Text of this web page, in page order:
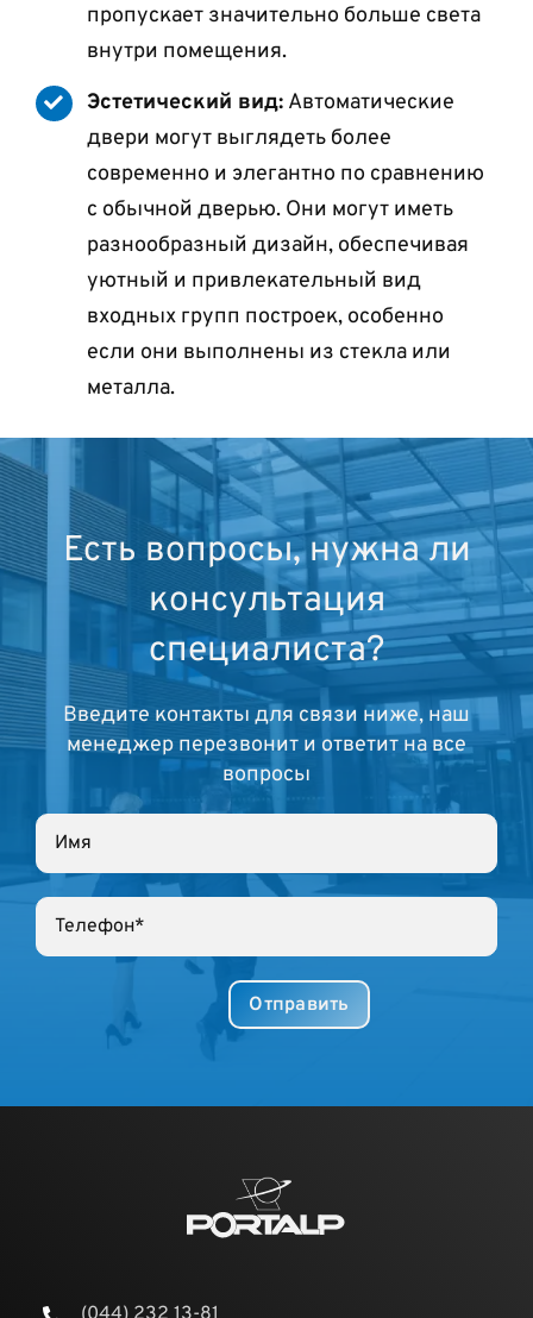
пропускает значительно больше света
внутри помещения.
Эстетический вид: Автоматические
двери могут выглядеть более
современно и элегантно по сравнению
с обычной дверью. Они могут иметь
разнообразный дизайн, обеспечивая
уютный и привлекательный вид
входных групп построек, особенно
если они выполнены из стекла или
металла.
Есть вопросы, нужна ли
консультация
специалиста?
Введите контакты для связи ниже, наш
менеджер перезвонит и ответит на все
вопросы